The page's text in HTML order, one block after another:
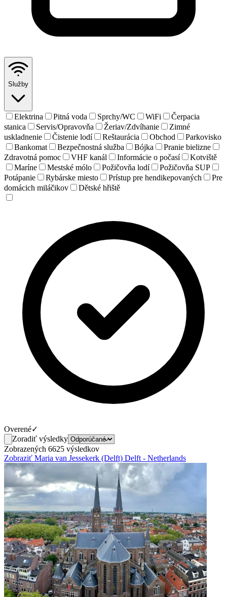
Služby
Elektrina Pitná voda Sprchy/WC WiFi
Čerpacia
stanica
Servis/Opravovňa Žeriav/Zdvíhanie
Zimné
uskladnenie
Čistenie lodí Reštaurácia Obchod
Parkovisko
Bankomat
Bezpečnostná služba Bójka
Pranie bielizne
Zdravotná pomoc
VHF kanál Informácie o počasí
Kotviště
Maríne
Mestské mólo Požičovňa lodí
Požičovňa SUP
Potápanie
Rybárske miesto Prístup pre hendikepovaných
Pre
domácich miláčikov
Dětské hřiště
Overené✓
Zoradiť výsledky
Zobrazených 6625 výsledkov
Zobraziť Maria van Jessekerk (Delft) Delft - Netherlands